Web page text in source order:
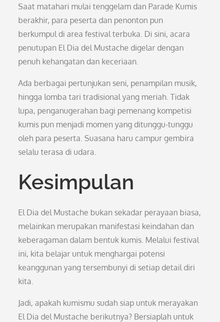
Saat matahari mulai tenggelam dan Parade Kumis
berakhir, para peserta dan penonton pun
berkumpul di area festival terbuka. Di sini, acara
penutupan El Dia del Mustache digelar dengan
penuh kehangatan dan keceriaan.
Ada berbagai pertunjukan seni, penampilan musik,
hingga lomba tari tradisional yang meriah. Tidak
lupa, penganugerahan bagi pemenang kompetisi
kumis pun menjadi momen yang ditunggu-tunggu
oleh para peserta. Suasana haru campur gembira
selalu terasa di udara.
Kesimpulan
El Dia del Mustache bukan sekadar perayaan biasa,
melainkan merupakan manifestasi keindahan dan
keberagaman dalam bentuk kumis. Melalui festival
ini, kita belajar untuk menghargai potensi
keanggunan yang tersembunyi di setiap detail diri
kita.
Jadi, apakah kumismu sudah siap untuk merayakan
El Dia del Mustache berikutnya? Bersiaplah untuk